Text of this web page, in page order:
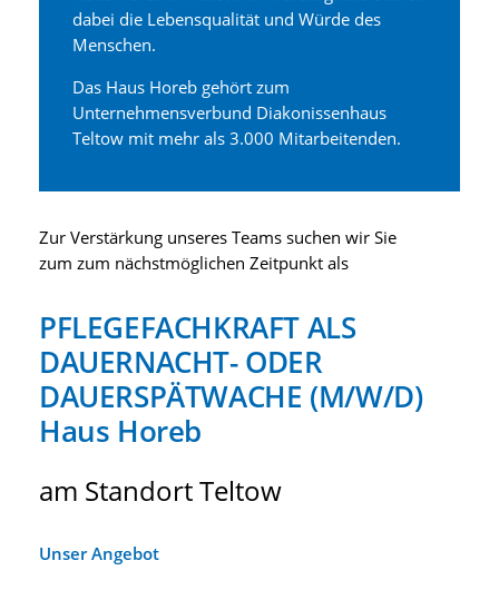
dabei die Lebensqualität und Würde des
Menschen.
Das Haus Horeb gehört zum
Unternehmensverbund Diakonissenhaus
Teltow mit mehr als 3.000 Mitarbeitenden.
Zur Verstärkung unseres Teams suchen wir Sie
zum zum nächstmöglichen Zeitpunkt als
PFLEGEFACHKRAFT ALS
DAUERNACHT- ODER
DAUERSPÄTWACHE (M/W/D)
Haus Horeb
am Standort Teltow
Unser Angebot